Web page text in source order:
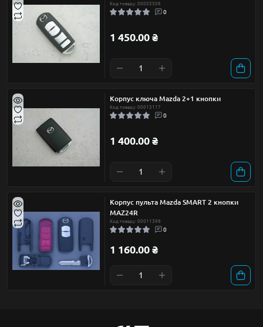
Код товару: 00005508
0
1 450.00 ₴
Корпус ключа Mazda 2+1 кнопки
Код товару: 00013117
0
1 400.00 ₴
Корпус пульта Mazda SMART 2 кнопки
MAZ24R
Код товару: 00011398
0
1 160.00 ₴